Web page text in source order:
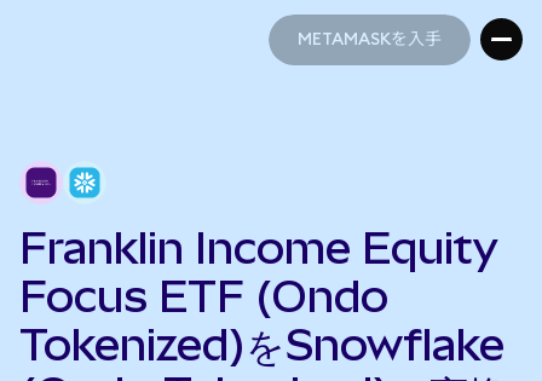
METAMASKを入手
Franklin Income Equity
Focus ETF (Ondo
Tokenized)をSnowflake